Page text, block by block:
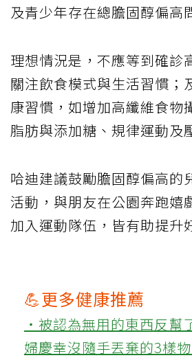
及青少年存在總膽固醇偏高
理想情況是，不應等到確診
關注飲食模式與生活習慣；
康習慣，如增加高纖維食物
脂肪與添加糖、規律運動及
哈迪建議鼓勵膽固醇偏高的
活動，與朋友在公園奔跑嬉
加入運動隊伍，皆有助提升
💪更多健康推薦
‧被認為無用的東西反幫
婦慶幸沒隨手丟棄的3樣